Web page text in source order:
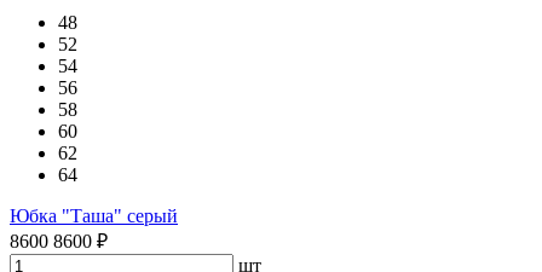
48
52
54
56
58
60
62
64
Юбка "Таша" серый
8600 8600 ₽
шт